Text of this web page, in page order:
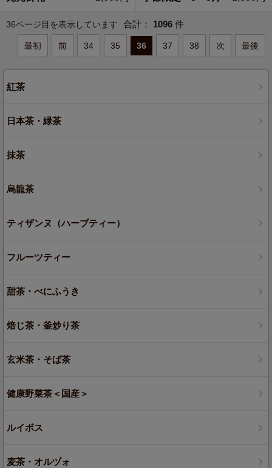
36ページ目を表示しています 合計： 1096 件
最初 前 34 35 36 37 38 次 最後
紅茶
日本茶・緑茶
抹茶
烏龍茶
ティザンヌ（ハーブティー）
フルーツティー
甜茶・べにふうき
焙じ茶・釜炒り茶
玄米茶・そば茶
健康野菜茶＜国産＞
ルイボス
麦茶・オルヅォ